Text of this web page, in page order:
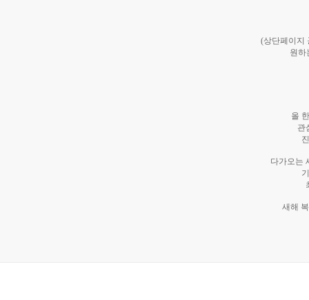
(상단페이지
원하
올
관
다가오는
새해